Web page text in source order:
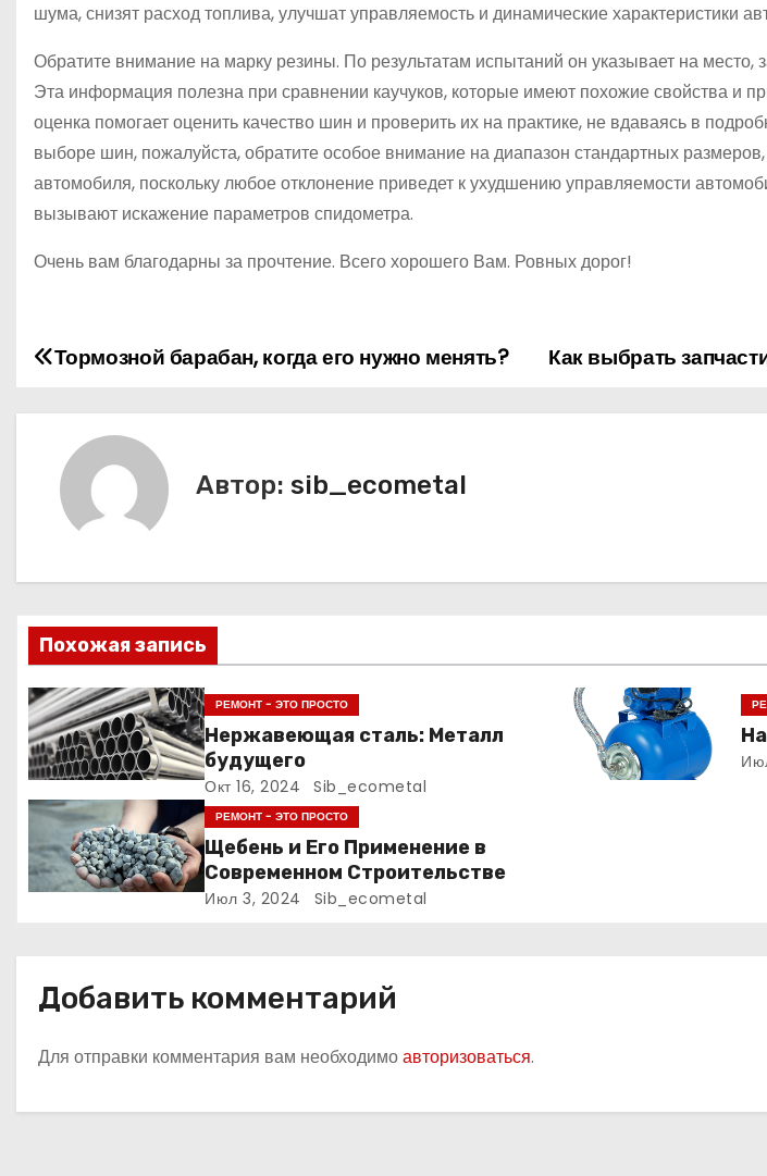
шума, снизят расход топлива, улучшат управляемость и динамические характеристики
Обратите внимание на марку резины. По результатам испытаний он указывает на
Эта информация полезна при сравнении каучуков, которые имеют похожие свойства и
оценка помогает оценить качество шин и проверить их на практике, не вдаваясь в
выборе шин, пожалуйста, обратите особое внимание на диапазон стандартных
автомобиля, поскольку любое отклонение приведет к ухудшению управляемости
вызывают искажение параметров спидометра.
Очень вам благодарны за прочтение. Всего хорошего Вам. Ровных дорог!
Н
а
а
ц
и
я
п
о
з
и
с
Как выбрать
Тормозной барабан, когда его нужно менять?
Автор: sib_ecometal
Похожая запись
РЕМОНТ - ЭТО ПРОСТО
Нержавеющая сталь: Металл
будущего
Окт 16, 2024 Sib_ecometal
РЕМОНТ - ЭТО ПРОСТО
Щебень и Его Применение в
Современном Строительстве
Июл 3, 2024 Sib_ecometal
Добавить комментарий
Для отправки комментария вам необходимоавторизоваться.